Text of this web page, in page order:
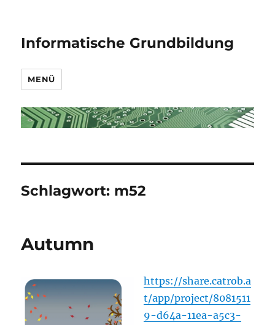
Informatische Grundbildung
MENÜ
Schlagwort: m52
Autumn
https://share.catrob.a
t/app/project/8081511
9-d64a-11ea-a5c3-